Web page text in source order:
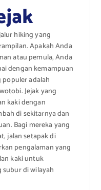
hiking yang
Apakah Anda
atau pemula, Anda
dengan kemampuan
populer adalah
Jejak yang
kaki dengan
di sekitarnya dan
Bagi mereka yang
jalan setapak di
pengalaman yang
kaki untuk
di wilayah